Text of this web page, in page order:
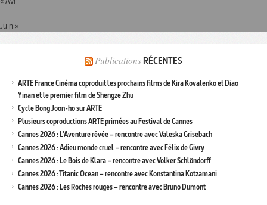
Juin »
Publications RÉCENTES
ARTE France Cinéma coproduit les prochains films de Kira Kovalenko et Diao
Yinan et le premier film de Shengze Zhu
Cycle Bong Joon-ho sur ARTE
Plusieurs coproductions ARTE primées au Festival de Cannes
Cannes 2026 : L’Aventure rêvée – rencontre avec Valeska Grisebach
Cannes 2026 : Adieu monde cruel – rencontre avec Félix de Givry
Cannes 2026 : Le Bois de Klara – rencontre avec Volker Schlöndorff
Cannes 2026 : Titanic Ocean – rencontre avec Konstantina Kotzamani
Cannes 2026 : Les Roches rouges – rencontre avec Bruno Dumont